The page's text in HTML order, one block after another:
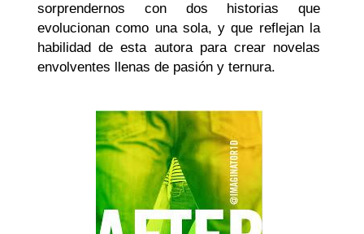
sorprendernos con dos historias que
evolucionan como una sola, y que reflejan la
habilidad de esta autora para crear novelas
envolventes llenas de pasión y ternura.